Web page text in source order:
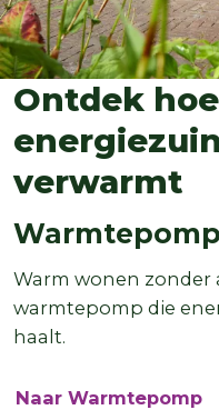
Ontdek
verwarmt
Warmtepomp
Warm wonen zonder
warmtepomp die
haalt.
Naar Warmtepomp